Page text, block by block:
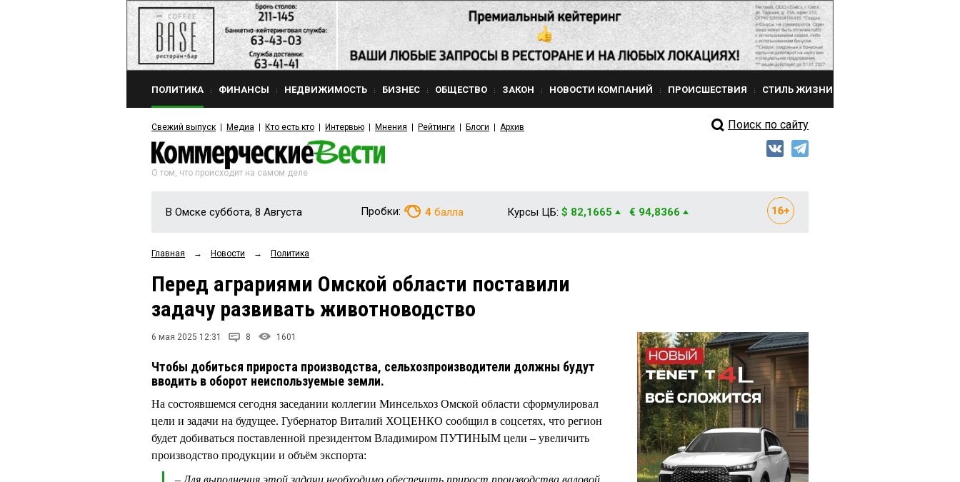
ПОЛИТИКА ФИНАНСЫ НЕДВИЖИМОСТЬ БИЗНЕС ОБЩЕСТВО ЗАКОН НОВОСТИ КОМПАНИЙ ПРОИСШЕСТВИЯ СТИЛЬ ЖИЗНИ
Свежий выпуск Медиа Кто есть кто Интервью Мнения Рейтинги Блоги Архив Поиск по сайту
О том, что происходит на самом деле
В Омске суббота, 8 Августа Пробки: 4 балла Курсы ЦБ: $ 82,1665 € 94,8366
Главная → Новости → Политика
Перед аграриями Омской области поставили
задачу развивать животноводство
6 мая 2025 12:31 8 1601
Чтобы добиться прироста производства, сельхозпроизводители должны будут
вводить в оборот неиспользуемые земли.
На состоявшемся сегодня заседании коллегии Минсельхоз Омской области сформулировал
цели и задачи на будущее. Губернатор Виталий ХОЦЕНКО сообщил в соцсетях, что регион
будет добиваться поставленной президентом Владимиром ПУТИНЫМ цели – увеличить
производство продукции и объём экспорта:
– Для выполнения этой задачи необходимо обеспечить прирост производства валовой